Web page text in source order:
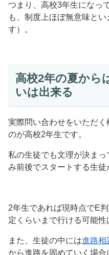
つまり、高校3年生になっ
も、制度上ほぼ無意味と
す）。
高校2年の夏から
いは出来る
実際問い合わせをいただ
のが高校2年生です。
私の生徒でも文理が決ま
み前後でスタートする生徒
2年生であれば現時点でE
定くらいまで行ける可能性
また、生徒の中には進路相
から進路を固めていく場合